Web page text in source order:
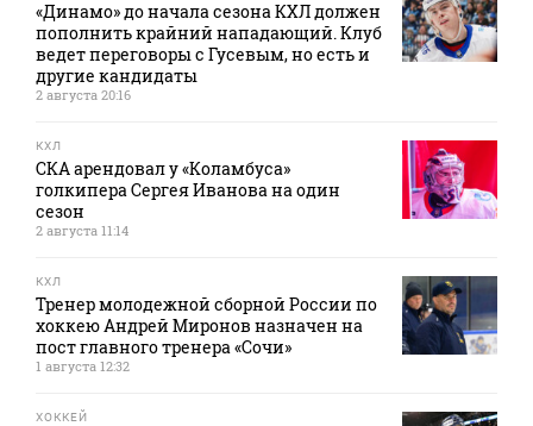
«Динамо» до начала сезона КХЛ должен
пополнить крайний нападающий. Клуб
ведет переговоры с Гусевым, но есть и
другие кандидаты
2 августа 20:16
КХЛ
СКА арендовал у «Коламбуса»
голкипера Сергея Иванова на один
сезон
2 августа 11:14
КХЛ
Тренер молодежной сборной России по
хоккею Андрей Миронов назначен на
пост главного тренера «Сочи»
1 августа 12:32
ХОККЕЙ